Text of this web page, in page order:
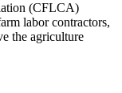
(CFLCA)
labor contractors,
the agriculture